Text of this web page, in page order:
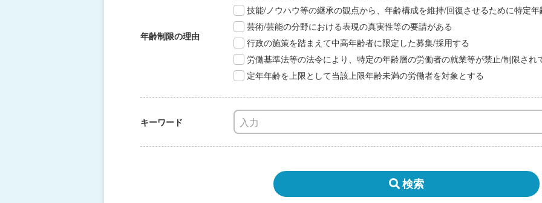
年齢制限の理由
技能/ノウハウ等の継承の観点から、年齢構成を維持/回復させるために特定
芸術/芸能の分野における表現の真実性等の要請がある
行政の施策を踏まえて中高年齢者に限定した募集/採用する
労働基準法等の法令により、特定の年齢層の労働者の就業等が禁止/制限され
定年年齢を上限として当該上限年齢未満の労働者を対象とする
キーワード
検索